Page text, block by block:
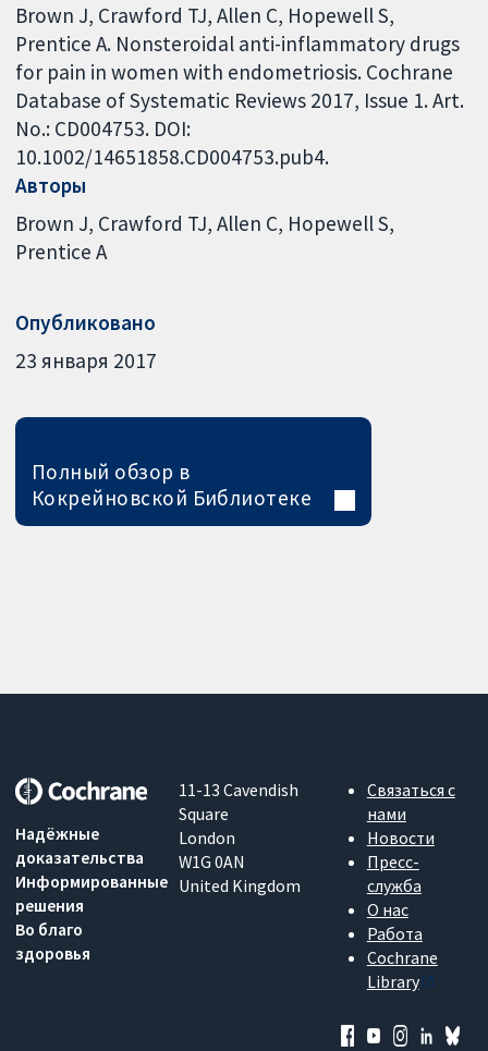
Brown J, Crawford TJ, Allen C, Hopewell S,
Prentice A. Nonsteroidal anti-inflammatory drugs
for pain in women with endometriosis. Cochrane
Database of Systematic Reviews 2017, Issue 1. Art.
No.: CD004753. DOI:
10.1002/14651858.CD004753.pub4.
Авторы
Brown J Crawford TJ Allen C Hopewell S
Prentice A
Опубликовано
23 января 2017
Полный обзор в
Кокрейновской Библиотеке
Надёжные
доказательства
Информированные
решения
Во благо
здоровья
11-13 Cavendish
Square
London
W1G 0AN
United Kingdom
Связаться с
нами
Новости
Пресс-
служба
О нас
Работа
Cochrane
Library